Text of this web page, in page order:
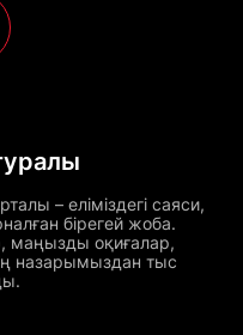
– еліміздегі саяси,
бірегей жоба.
маңызды оқиғалар,
назарымыздан тыс